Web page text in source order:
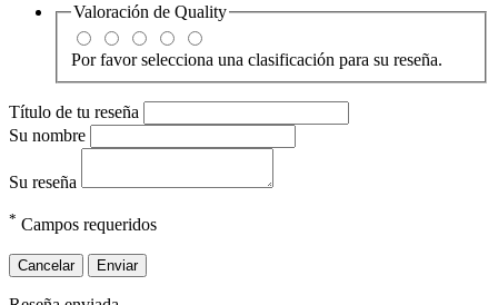
Valoración de Quality
Por favor selecciona una clasificación para su reseña.
Título de tu reseña
Su nombre
Su reseña
* Campos requeridos
Cancelar Enviar